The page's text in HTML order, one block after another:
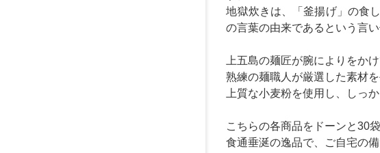
地獄炊きは、「釜揚げ」の食
の言葉の由来であるという言い
上五島の麺匠が腕によりをか
熟練の麺職人が厳選した素材
上質な小麦粉を使用し、しっ
こちらの各商品をドーンと30
食通垂涎の逸品で、ご自宅の備